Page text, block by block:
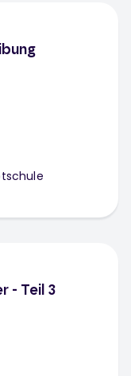
- Teil 3